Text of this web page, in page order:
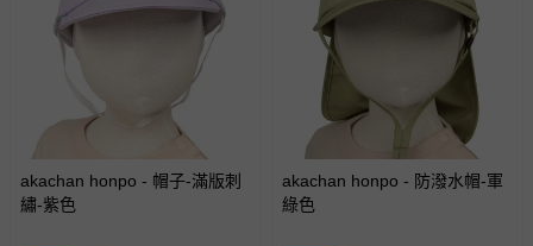
akachan honpo - 帽子-滿版刺
繡-紫色
akachan honpo - 防潑水帽-軍
綠色